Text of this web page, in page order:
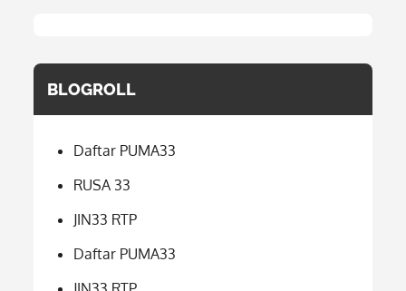
BLOGROLL
Daftar PUMA33
RUSA 33
JIN33 RTP
Daftar PUMA33